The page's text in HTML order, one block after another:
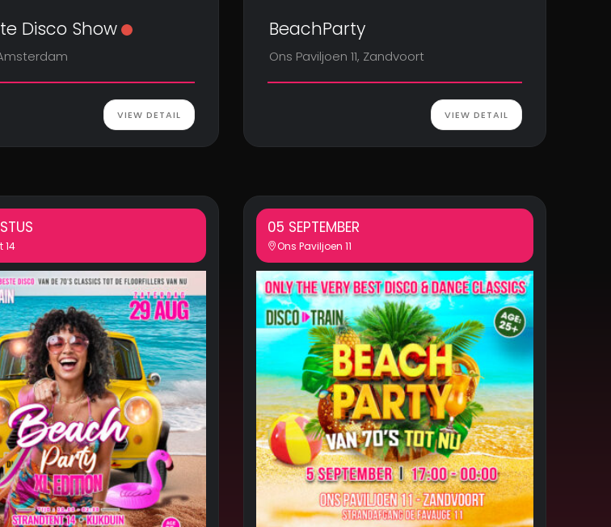
Disco Show
VIEW DETAIL
BeachParty
Ons Paviljoen 11, Zandvoort
VIEW DETAIL
14
05 SEPTEMBER
Ons Paviljoen 11